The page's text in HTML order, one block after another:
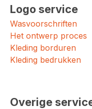
Logo service
Wasvoorschriften
Het ontwerp proces
Kleding borduren
Kleding bedrukken
Overige